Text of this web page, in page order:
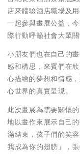
店來體驗酒店職場及
一起參與畫展公益，
際行動呼籲社會大眾
小朋友們也在自己的
感和構思，來賓們在
心描繪的夢想和情感
心世界的真實呈現。
此次畫展為需要關懷
地以畫作來展示自己
滿結束，孩子們的笑
我成為你的翅膀」，